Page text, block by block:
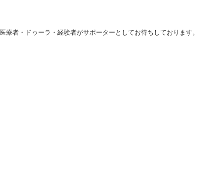
者・ドゥーラ・経験者がサポーターとしてお待ちしております。